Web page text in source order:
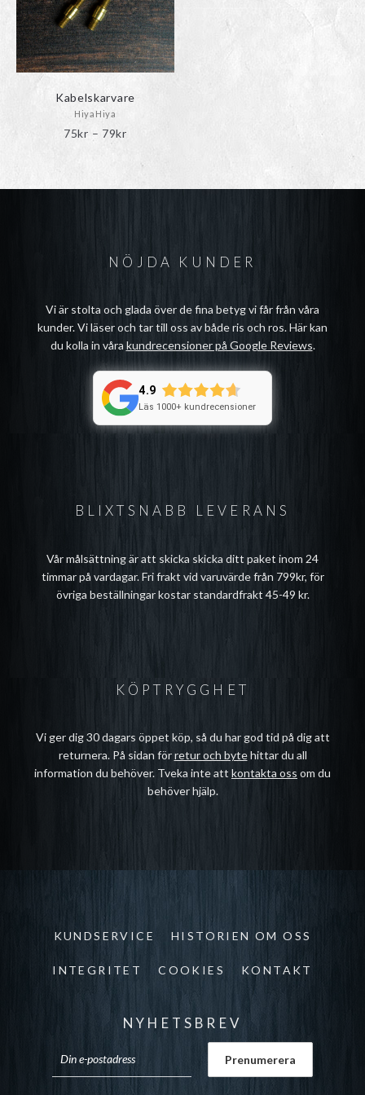
Kabelskarvare
HiyaHiya
75kr – 79krPrisintervall:
79kr
alternativen
kan
väljas
på
BLIXTSNABB LEVERANS
Vår målsättning är att skicka skicka ditt paket inom 24
timmar på vardagar. Fri frakt vid varuvärde från 799kr, för
övriga beställningar kostar standardfrakt 45-49 kr.
NÖJDA KUNDER
Vi är stolta och glada över de fina betyg vi får från våra
kunder. Vi läser och tar till oss av både ris och ros. Här kan
du kolla in våra kundrecensioner på Google Reviews.
4.9
Läs 1000+ kundrecensioner
KÖPTRYGGHET
Vi ger dig 30 dagars öppet köp, så du har god tid på dig att
returnera. På sidan förretur och bytehittar du all
information du behöver. Tveka inte att kontakta oss om du
behöver hjälp.
KUNDSERVICE HISTORIEN OM OSS
INTEGRITET COOKIES KONTAKT
NYHETSBREV